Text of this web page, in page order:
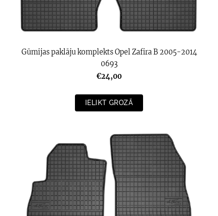
Gūmijas paklāju komplekts Opel Zafira B 2005-2014
0693
€24,00
IELIKT GROZĀ